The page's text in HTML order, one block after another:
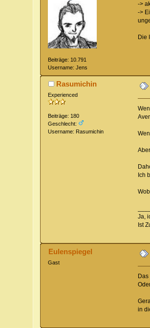
Beiträge: 10.791
Username: Jens
->
->
Die
Rasumichin
Experienced
Beiträge: 180
Geschlecht:
Username: Rasumichin
Ich
Ja,
Ist
Eulenspiegel
Gast
in